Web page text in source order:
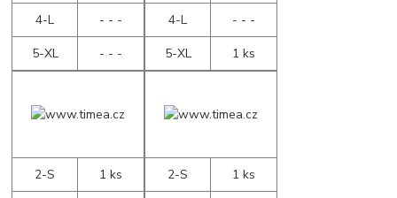
4-L
- - -
5-XL
- - -
4-L
- - -
5-XL
1 ks
2-S
1 ks
2-S
1 ks